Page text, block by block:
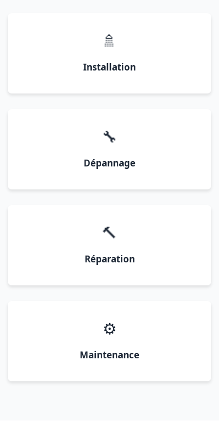
🚿
Installation
🔧
Dépannage
🔨
Réparation
⚙️
Maintenance